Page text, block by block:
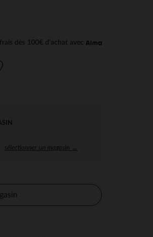
dès 100€ d'achat avec
sélectionner un magasin →